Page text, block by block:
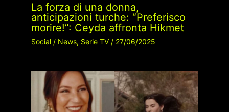
La forza di una donna,
anticipazioni turche: “Preferisco
morire!”: Ceyda affronta Hikmet
Social/ News, Serie TV/ 27/06/2025